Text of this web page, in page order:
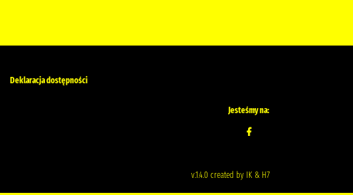
Deklaracja dostępności
Jesteśmy na:
v.1.4.0 created by IK & H7